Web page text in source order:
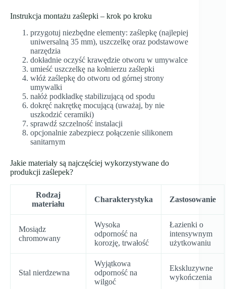
Instrukcja montażu zaślepki – krok po kroku
przygotuj niezbędne elementy: zaślepkę (najlepiej
uniwersalną 35 mm), uszczelkę oraz podstawowe
narzędzia
dokładnie oczyść krawędzie otworu w umywalce
umieść uszczelkę na kołnierzu zaślepki
włóż zaślepkę do otworu od górnej strony
umywalki
nałóż podkładkę stabilizującą od spodu
dokręć nakrętkę mocującą (uważaj, by nie
uszkodzić ceramiki)
sprawdź szczelność instalacji
opcjonalnie zabezpiecz połączenie silikonem
sanitarnym
Jakie materiały są najczęściej wykorzystywane do
produkcji zaślepek?
Rodzaj
materiału
Charakterystyka Zastosowanie
Mosiądz
chromowany
Wysoka
odporność na
korozję, trwałość
Łazienki o
intensywnym
użytkowaniu
Stal nierdzewna
Wyjątkowa
odporność na
wilgoć
Ekskluzywne
wykończenia